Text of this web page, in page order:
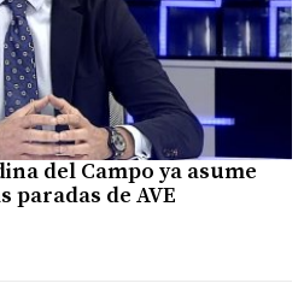
del Campo ya asume
paradas de AVE